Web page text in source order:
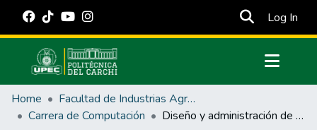
Log In
Communities & Collections
All of DSpace
Home
Facultad de Industrias Agropecuarias y Ciencias Ambientales
Carrera de Computación
Diseño y administración de la infraestructura de red del Gobierno Autónomo Descentralizado Municipal de Tulcán